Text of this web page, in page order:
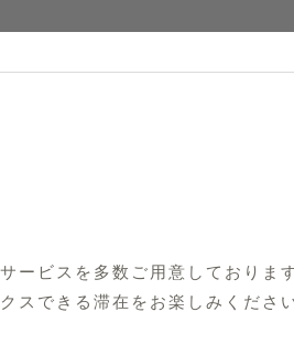
サービスを多数ご用意しておりま
スできる滞在をお楽しみくださ